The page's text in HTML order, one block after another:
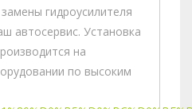
гидроусилителя
автосервис. Установка
на
по высоким